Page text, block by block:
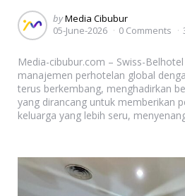
Posted
by
byMedia Cibubur
05-June-2026
0 Comments
Media-cibubur.com – Swiss-
manajemen perhotelan global
terus berkembang, menghadirkan
yang dirancang untuk memberikan
keluarga yang lebih seru,